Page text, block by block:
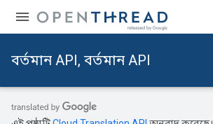
বর্তমান API, বর্তমান API